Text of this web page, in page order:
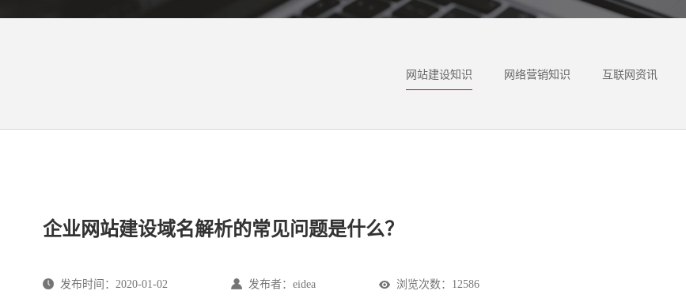
网站建设知识 网络营销知识 互联网资讯
企业网站建设域名解析的常见问题是什么？
发布时间：2020-01-02 发布者：eidea 浏览次数：12586